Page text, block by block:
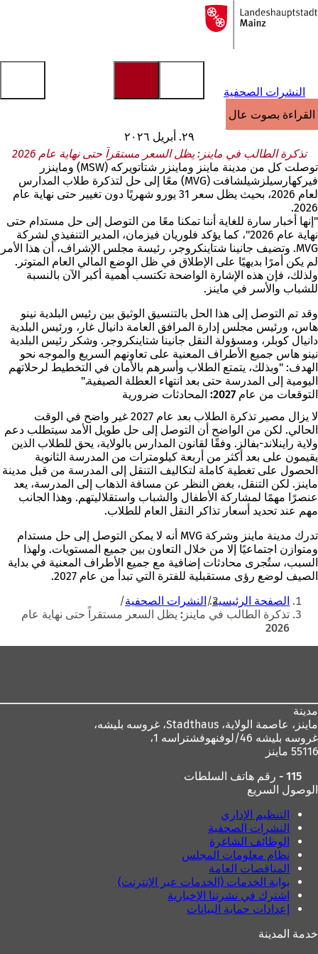
الانتقال إلى المحتوى
إلى
الصفحة
النشرات الصحفية
القراءة بصوت عالٍ
٢٩. أبريل ٢٠٢٦
تذكرة الطالب في ماينز: يظل السعر مستقراً حتى نهاية عام 2026
توصلت كل من مدينة ماينز وماينزر شتاتويركه (MSW) وماينزر
فيركهارسيلزشيلشافت (MVG) معًا إلى حل لتذكرة طلاب المدارس
لعام 2026، بحيث يظل سعر 31 يورو شهريًا دون تغيير حتى نهاية عام
2026.
"إنها أخبار سارة للغاية أننا تمكنا معًا من التوصل إلى حل مستدام حتى
نهاية عام 2026"، كما يؤكد فلوريان فيزمان، المدير التنفيذي لشركة
MVG. وتضيف جانينا شتاينكروجر، رئيسة مجلس الإشراف، أن هذا الأمر
لم يكن أمرًا بديهيًا على الإطلاق في ظل الوضع المالي العام المتوتر.
ولذلك، فإن هذه الإشارة الواضحة تكتسب أهمية أكبر الآن بالنسبة
للشباب والأسر في ماينز.
وقد تم التوصل إلى هذا الحل بالتنسيق الوثيق بين رئيس البلدية نينو
هاس، ورئيس مجلس إدارة المرافق العامة دانيال غار، ورئيس البلدية
دانيال كوبلر، ومسؤولة النقل جانينا شتاينكروجر. وشكر رئيس البلدية
نينو هاس جميع الأطراف المعنية على تعاونهم السريع والموجه نحو
الهدف: "وبذلك، يتمتع الطلاب وأسرهم بالأمان في التخطيط لرحلاتهم
اليومية إلى المدرسة حتى بعد انتهاء العطلة الصيفية."
التوقعات من عام 2027: المحادثات ضرورية
لا يزال مصير تذكرة الطلاب بعد عام 2027 غير واضح في الوقت
الحالي. لكن من الواضح أن التوصل إلى حل طويل الأمد سيتطلب دعم
ولاية راينلاند-بفالز. وفقًا لقانون المدارس بالولاية، يحق للطلاب الذين
يقيمون على بعد أكثر من أربعة كيلومترات من المدرسة الثانوية
الحصول على تغطية كاملة لتكاليف التنقل إلى المدرسة من قبل مدينة
ماينز. لكن التنقل، بغض النظر عن مسافة الذهاب إلى المدرسة، يعد
عنصرًا مهمًا لمشاركة الأطفال والشباب واستقلاليتهم. وهذا الجانب
مهم عند تحديد أسعار تذاكر النقل العام للطلاب.
تدرك مدينة ماينز وشركة MVG أنه لا يمكن التوصل إلى حل مستدام
ومتوازن اجتماعيًا إلا من خلال التعاون بين جميع المستويات. ولهذا
السبب، ستُجرى محادثات إضافية مع جميع الأطراف المعنية في بداية
الصيف لوضع رؤى مستقبلية للفترة التي تبدأ من عام 2027.
أنت
هنا
الصفحة الرئيسية
النشرات الصحفية
تذكرة الطالب في ماينز: يظل السعر مستقراً حتى نهاية عام
2026
مدينة
ماينز، عاصمة الولاية،
غروسه بليشه 46/لوفنهوفشتراسه 1،
55116 ماينز
115 - رقم هاتف السلطات
الوصول السريع
التنظيم الإداري
النشرات الصحفية
الوظائف الشاغرة
نظام معلومات المجلس
المناقصات العامة
بوابة الخدمات (الخدمات عبر الإنترنت)
اشترك في نشرتنا الإخبارية
إعدادات حماية البيانات
خدمة المدينة